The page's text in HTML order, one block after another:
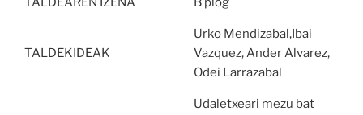
TALDEKIDEAK
Urko Mendizabal,Ibai
Vazquez, Ander Alvarez,
Odei Larrazabal
Udaletxeari mezu bat